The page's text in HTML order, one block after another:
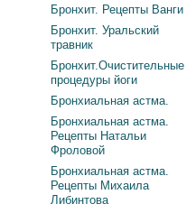
Бронхит. Рецепты Ванги
Бронхит. Уральский
травник
Бронхит.Очистительные
процедуры йоги
Бронхиальная астма.
Бронхиальная астма.
Рецепты Натальи
Фроловой
Бронхиальная астма.
Рецепты Михаила
Либинтова